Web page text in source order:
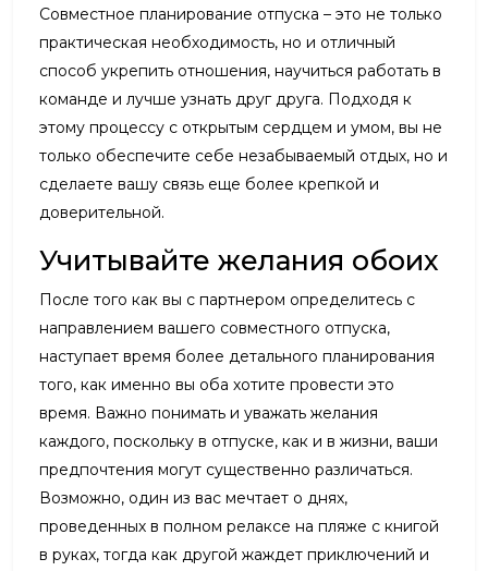
Совместное планирование отпуска – это не только
практическая необходимость, но и отличный
способ укрепить отношения, научиться работать в
команде и лучше узнать друг друга. Подходя к
этому процессу с открытым сердцем и умом, вы не
только обеспечите себе незабываемый отдых, но и
сделаете вашу связь еще более крепкой и
доверительной.
Учитывайте желания обоих
После того как вы с партнером определитесь с
направлением вашего совместного отпуска,
наступает время более детального планирования
того, как именно вы оба хотите провести это
время. Важно понимать и уважать желания
каждого, поскольку в отпуске, как и в жизни, ваши
предпочтения могут существенно различаться.
Возможно, один из вас мечтает о днях,
проведенных в полном релаксе на пляже с книгой
в руках, тогда как другой жаждет приключений и